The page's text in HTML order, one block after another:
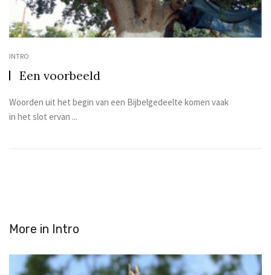
INTRO
Een voorbeeld
Woorden uit het begin van een Bijbelgedeelte komen vaak
in het slot ervan ...
More in Intro